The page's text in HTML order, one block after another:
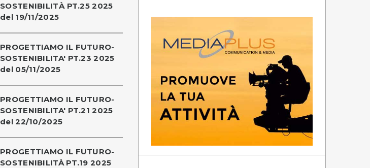
SOSTENIBILITÀ PT.25 2025
del 19/11/2025
PROGETTIAMO IL FUTURO-
SOSTENIBILITA' PT.23 2025
del 05/11/2025
PROGETTIAMO IL FUTURO-
SOSTENIBILITA' PT.21 2025
del 22/10/2025
PROGETTIAMO IL FUTURO-
SOSTENIBILITÀ PT.19 2025